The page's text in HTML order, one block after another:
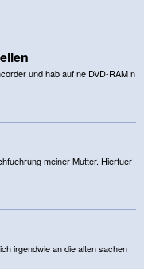
und hab auf ne DVD-RAM n
meiner Mutter. Hierfuer
irgendwie an die alten sachen